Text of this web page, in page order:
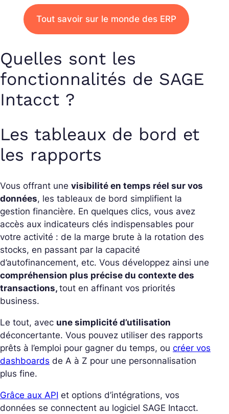
Tout savoir sur le monde des ERP
Quelles sont les
fonctionnalités de SAGE
Intacct ?
Les tableaux de bord et
les rapports
Vous offrant une visibilité en temps réel sur vos
données, les tableaux de bord simplifient la
gestion financière. En quelques clics, vous avez
accès aux indicateurs clés indispensables pour
votre activité : de la marge brute à la rotation des
stocks, en passant par la capacité
d’autofinancement, etc. Vous développez ainsi une
compréhension plus précise du contexte des
transactions, tout en affinant vos priorités
business.
Le tout, avec une simplicité d’utilisation
déconcertante. Vous pouvez utiliser des rapports
prêts à l’emploi pour gagner du temps, ou créer vos
dashboards de A à Z pour une personnalisation
plus fine.
Grâce aux API et options d’intégrations, vos
données se connectent au logiciel SAGE Intacct.